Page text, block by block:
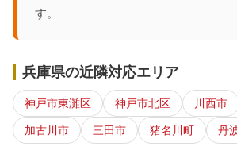
す。
兵庫県の近隣対応エリア
神戸市東灘区 神戸市北区 川西市
加古川市
三田市 猪名川町 丹